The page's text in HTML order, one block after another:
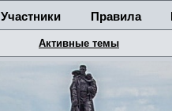
Участники Правила
Активные темы